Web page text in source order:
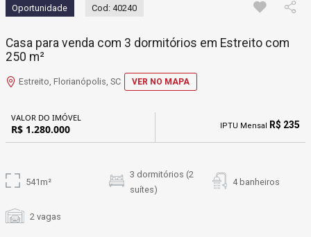
Oportunidade Cod: 40240
Casa para venda com 3 dormitórios em Estreito com
250 m²
Estreito, Florianópolis, SC VER NO MAPA
VALOR DO IMÓVEL
R$ 1.280.000 IPTU Mensal R$ 235
541m²
3 dormitórios (2
suítes)
4 banheiros
2 vagas